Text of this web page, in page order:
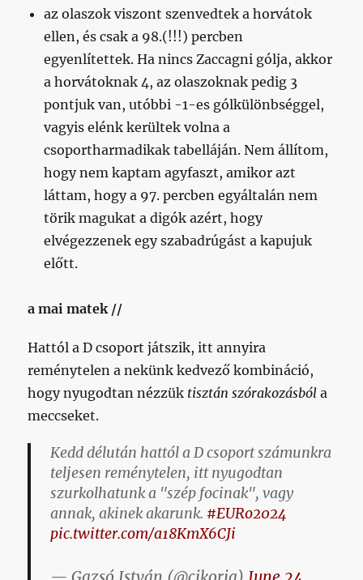
az olaszok viszont szenvedtek a horvátok
ellen, és csak a 98.(!!!) percben
egyenlítettek. Ha nincs Zaccagni gólja, akkor
a horvátoknak 4, az olaszoknak pedig 3
pontjuk van, utóbbi -1-es gólkülönbséggel,
vagyis elénk kerültek volna a
csoportharmadikak tabelláján. Nem állítom,
hogy nem kaptam agyfaszt, amikor azt
láttam, hogy a 97. percben egyáltalán nem
törik magukat a digók azért, hogy
elvégezzenek egy szabadrúgást a kapujuk
előtt.
a mai matek //
Hattól a D csoport játszik, itt annyira
reménytelen a nekünk kedvező kombináció,
hogy nyugodtan nézzük tisztán szórakozásból a
meccseket.
Kedd délután hattól a D csoport számunkra
teljesen reménytelen, itt nyugodtan
szurkolhatunk a "szép focinak", vagy
annak, akinek akarunk. #EURo2024
pic.twitter.com/a18KmX6CJi